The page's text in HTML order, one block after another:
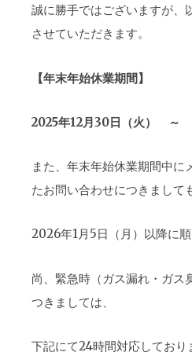
誠に勝手ではございますが、
させていただきます。
【年末年始休業期間】
2025年12月30日（火） ～
また、年末年始休業期間中に
たお問い合わせにつきまして
2026年1月5日（月）以降に
尚、緊急時（ガス漏れ・ガ
つきましては、
下記にて24時間対応しており